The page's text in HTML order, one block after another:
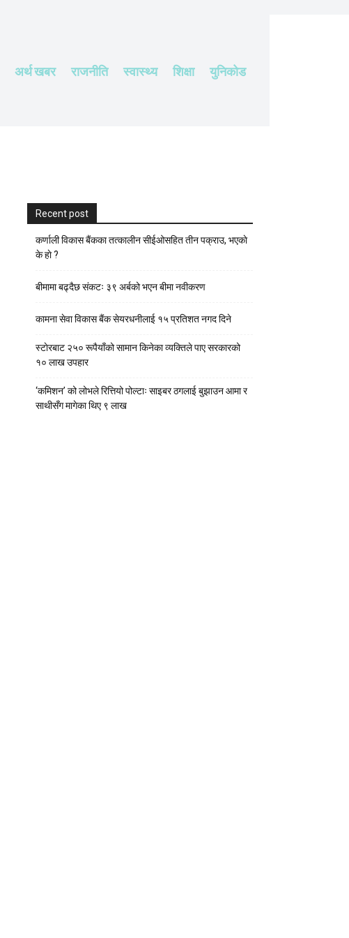
अर्थ खबर राजनीति स्वास्थ्य शिक्षा युनिकोड
Recent post
कर्णाली विकास बैंकका तत्कालीन सीईओसहित तीन पक्राउ, भएकाे
के हाे ?
बीमामा बढ्दैछ संकटः ३९ अर्बको भएन बीमा नवीकरण
कामना सेवा विकास बैंक सेयरधनीलाई १५ प्रतिशत नगद दिने
स्टाेरबाट २५० रूपैयाँको सामान किनेका व्यक्तिले पाए सरकारको
१० लाख उपहार
‘कमिशन’ को लोभले रित्तियो पोल्टाः साइबर ठगलाई बुझाउन आमा र
साथीसँग मागेका थिए ९ लाख